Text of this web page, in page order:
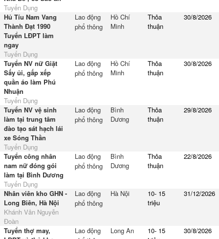
Tuyển Dụng
Hủ Tíu Nam Vang
Thành Đạt 1990
Tuyển LĐPT làm
ngay
Tuyển Dụng
Lao động
phổ thông
Hồ Chí
Minh
Thỏa
thuận
30/8/2026
Tuyển NV nữ Giặt
Sấy ủi, gấp xếp
quần áo làm Phú
Nhuận
Tuyển Dụng
Lao động
phổ thông
Hồ Chí
Minh
Thỏa
thuận
30/8/2026
Tuyển NV vệ sinh
làm tại trung tâm
đào tạo sát hạch lái
xe Sóng Thần
Tuyển Dụng
Lao động
phổ thông
Bình
Dương
Thỏa
thuận
29/8/2026
Tuyển công nhân
nam nữ đóng gói
làm tại Bình Dương
Tuyển Dụng
Lao động
phổ thông
Bình
Dương
Thỏa
thuận
22/8/2026
Nhân viên kho GHN -
Long Biên, Hà Nội
Khánh Vân Nguyễn
Đoàn
Lao động
phổ thông
Hà Nội
10- 15
triệu
31/12/2026
Tuyển thợ may,
Lao động
Long An
10- 15
30/8/2026